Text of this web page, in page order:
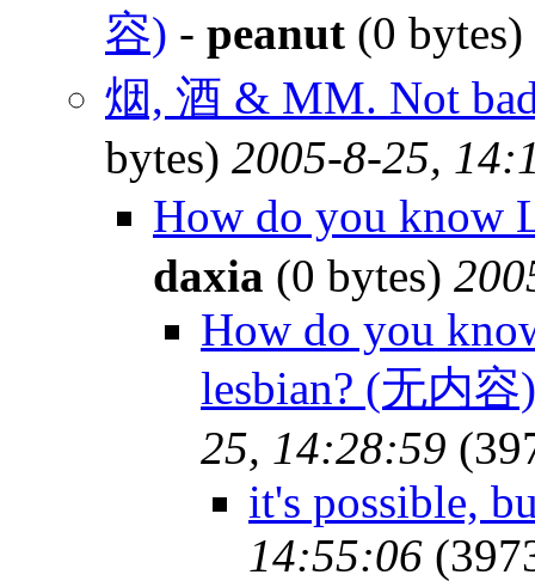
容) - peanut (0 bytes)
烟, 酒 & MM. Not
bytes) 2005-8-25,
How do you know
daxia (0 bytes)
How do you
lesbian? (无内容)
25, 14:28:59
it's possible,
14:55:06